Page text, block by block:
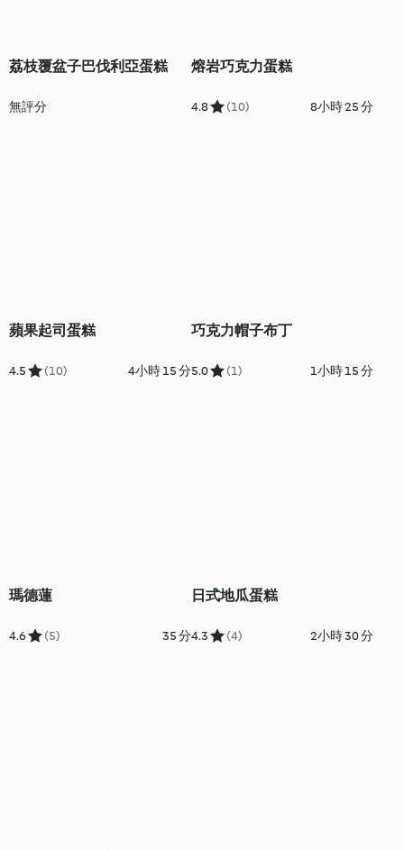
荔枝覆盆子巴伐利亞蛋糕
無評分
熔岩巧克力蛋糕
4.8 (10) 8小時 25 分
蘋果起司蛋糕
4.5 (10) 4小時 15 分
巧克力帽子布丁
5.0 (1) 1小時 15 分
瑪德蓮
4.6 (5) 35 分
日式地瓜蛋糕
4.3 (4) 2小時 30 分